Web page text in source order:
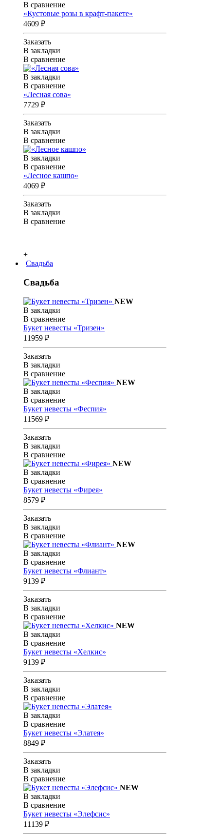
В сравнение
«Кустовые розы в крафт-пакете»
4609 ₽
Заказать
В закладки
В сравнение
В закладки
В сравнение
«Лесная сова»
7729 ₽
Заказать
В закладки
В сравнение
В закладки
В сравнение
«Лесное кашпо»
4069 ₽
Заказать
В закладки
В сравнение
+
Свадьба
Свадьба
NEW
В закладки
В сравнение
Букет невесты «Тризен»
11959 ₽
Заказать
В закладки
В сравнение
NEW
В закладки
В сравнение
Букет невесты «Феспия»
11569 ₽
Заказать
В закладки
В сравнение
NEW
В закладки
В сравнение
Букет невесты «Фирея»
8579 ₽
Заказать
В закладки
В сравнение
NEW
В закладки
В сравнение
Букет невесты «Флиант»
9139 ₽
Заказать
В закладки
В сравнение
NEW
В закладки
В сравнение
Букет невесты «Хелкис»
9139 ₽
Заказать
В закладки
В сравнение
В закладки
В сравнение
Букет невесты «Элатея»
8849 ₽
Заказать
В закладки
В сравнение
NEW
В закладки
В сравнение
Букет невесты «Элефсис»
11139 ₽